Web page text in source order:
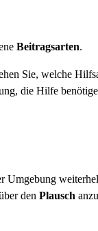
Beitragsarten.
Sie, welche
die Hilfe
den Plausch